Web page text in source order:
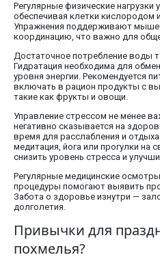
Регулярные физические
обеспечивая клетки кислородом
Упражнения поддерживают
координацию, что важно для
Достаточное потребление воды
Гидратация необходима для
уровня энергии. Рекомендуется
включать в рацион продукты с
такие как фрукты и овощи.
Управление стрессом не менее
негативно сказывается на
время для расслабления и
медитация, йога или прогулки на
снизить уровень стресса и
Регулярные медицинские
процедуры помогают выявить
Забота о здоровье изнутри —
долголетия.
Привычки для
похмелья?